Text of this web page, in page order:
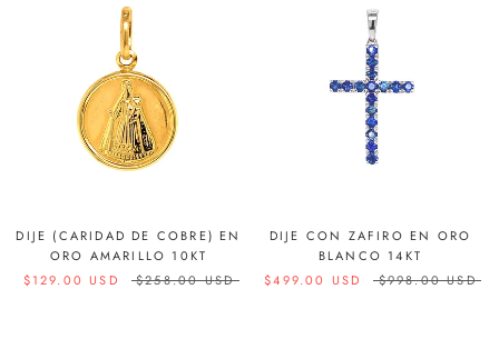
DIJE (CARIDAD DE COBRE) EN
ORO AMARILLO 10KT
$129.00 USD
$258.00 USD
DIJE CON ZAFIRO EN ORO
BLANCO 14KT
$499.00 USD
$998.00 USD